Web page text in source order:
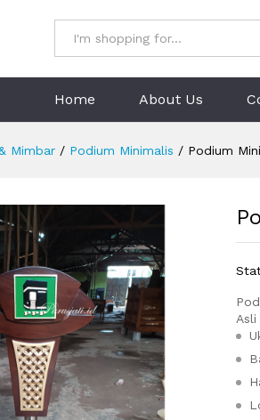
Home About Us
Mimbar / Podium Minimalis / Podium